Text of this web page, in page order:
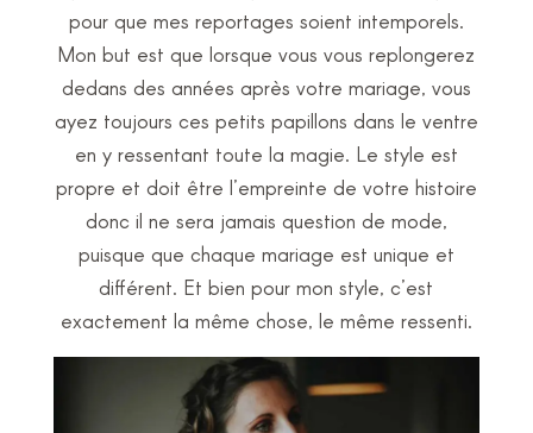
pour que mes reportages soient intemporels.
Mon but est que lorsque vous vous replongerez
dedans des années après votre mariage, vous
ayez toujours ces petits papillons dans le ventre
en y ressentant toute la magie. Le style est
propre et doit être l’empreinte de votre histoire
donc il ne sera jamais question de mode,
puisque que chaque mariage est unique et
différent. Et bien pour mon style, c’est
exactement la même chose, le même ressenti.